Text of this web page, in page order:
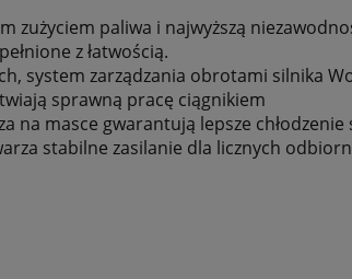
zużyciem paliwa i najwyższą
z łatwością.
system zarządzania obrotami silnika
sprawną pracę ciągnikiem
na masce gwarantują lepsze chłodzenie
stabilne zasilanie dla licznych